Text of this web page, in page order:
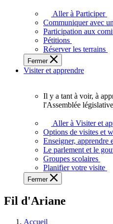
plein
potentiel,
l'Assemblée
a
besoin
de
Aller à Participer
Communiquer avec
Participation aux
Pétitions
Réserver les terrains
Fermer
Visiter et apprendre
voir,
apprendre
et
à
à
législative.
Il y a tant à voir, à
l'Assemblée
Aller à Visiter et
Options de visites et
Enseigner, apprendre
Le parlement et le
Groupes scolaires
Planifier votre visite
Fermer
Fil d'Ariane
Accueil